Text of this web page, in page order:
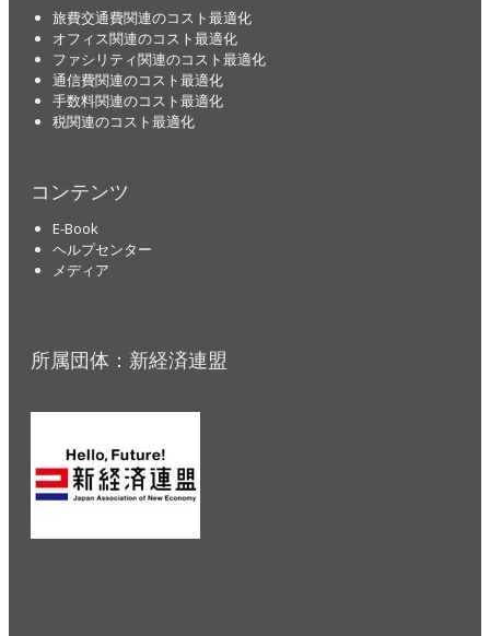
旅費交通費関連のコスト最適化
オフィス関連のコスト最適化
ファシリティ関連のコスト最適化
通信費関連のコスト最適化
手数料関連のコスト最適化
税関連のコスト最適化
コンテンツ
E-Book
ヘルプセンター
メディア
所属団体：新経済連盟